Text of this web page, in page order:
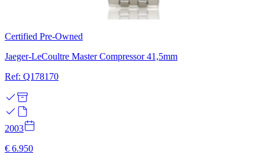
Certified Pre-Owned
Jaeger-LeCoultre Master Compressor 41,5mm
Ref: Q178170
2003
€ 6.950